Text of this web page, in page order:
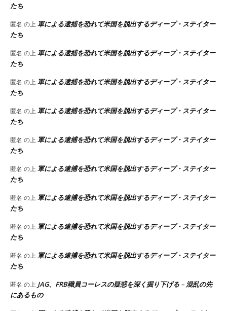
たち
匿名 の上 軍による逮捕を恐れて米国を脱出するディープ・ステイター
たち
匿名 の上 軍による逮捕を恐れて米国を脱出するディープ・ステイター
たち
匿名 の上 軍による逮捕を恐れて米国を脱出するディープ・ステイター
たち
匿名 の上 軍による逮捕を恐れて米国を脱出するディープ・ステイター
たち
匿名 の上 軍による逮捕を恐れて米国を脱出するディープ・ステイター
たち
匿名 の上 軍による逮捕を恐れて米国を脱出するディープ・ステイター
たち
匿名 の上 軍による逮捕を恐れて米国を脱出するディープ・ステイター
たち
匿名 の上 軍による逮捕を恐れて米国を脱出するディープ・ステイター
たち
匿名 の上 軍による逮捕を恐れて米国を脱出するディープ・ステイター
たち
匿名 の上 JAG、FRB職員コーレスの疑惑を深く掘り下げる – 混乱の先
にあるもの